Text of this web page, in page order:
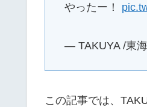
やったー！
— TAKUYA /東
この記事では、